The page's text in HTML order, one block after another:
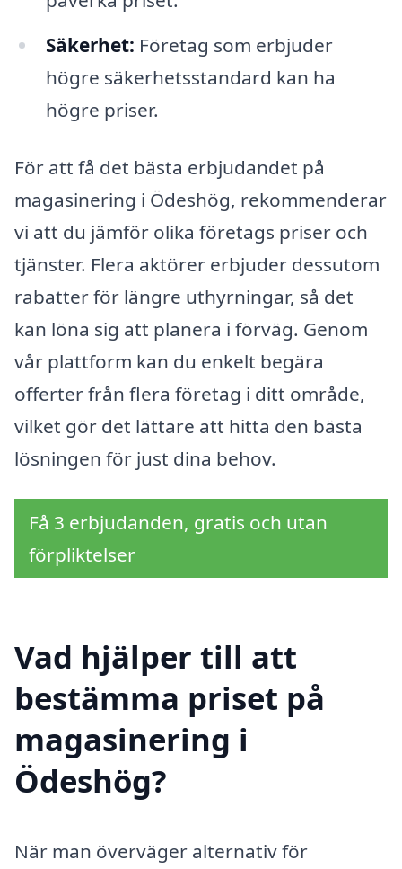
Säkerhet: Företag som erbjuder
högre säkerhetsstandard kan ha
högre priser.
För att få det bästa erbjudandet på
magasinering i Ödeshög, rekommenderar
vi att du jämför olika företags priser och
tjänster. Flera aktörer erbjuder dessutom
rabatter för längre uthyrningar, så det
kan löna sig att planera i förväg. Genom
vår plattform kan du enkelt begära
offerter från flera företag i ditt område,
vilket gör det lättare att hitta den bästa
lösningen för just dina behov.
Få 3 erbjudanden, gratis och utan
förpliktelser
Vad hjälper till att
bestämma priset på
magasinering i
Ödeshög?
När man överväger alternativ för